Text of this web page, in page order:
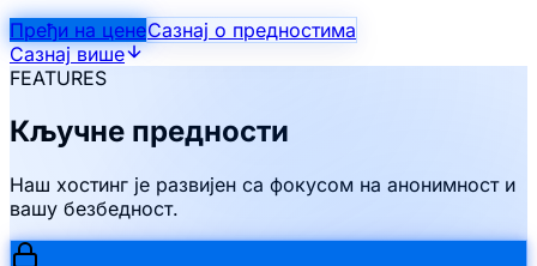
Пређи на ценеСазнај о предностима
Сазнај више
FEATURES
Кључне предности
Наш хостинг је развијен са фокусом на анонимност и
вашу безбедност.